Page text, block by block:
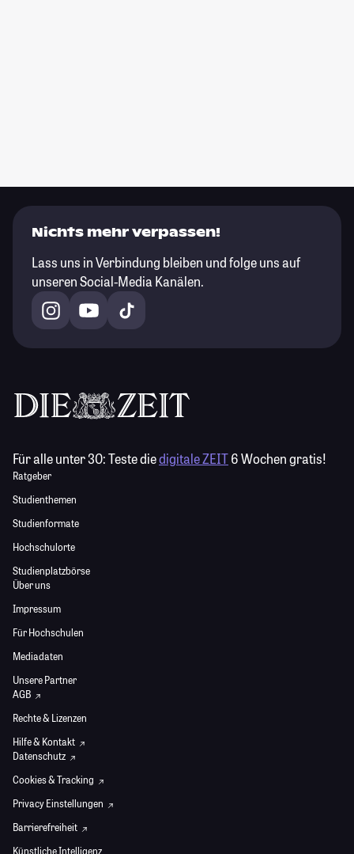
Nichts mehr verpassen!
Lass uns in Verbindung bleiben und folge uns auf
unseren Social-Media Kanälen.
Für alle unter 30:Teste diedigitale ZEIT6 Wochen gratis!
Ratgeber
Studienthemen
Studienformate
Hochschulorte
Studienplatzbörse
Über uns
Impressum
Für Hochschulen
Mediadaten
Unsere Partner
AGB
Rechte & Lizenzen
Hilfe & Kontakt
Datenschutz
Cookies & Tracking
Privacy Einstellungen
Barrierefreiheit
Künstliche Intelligenz